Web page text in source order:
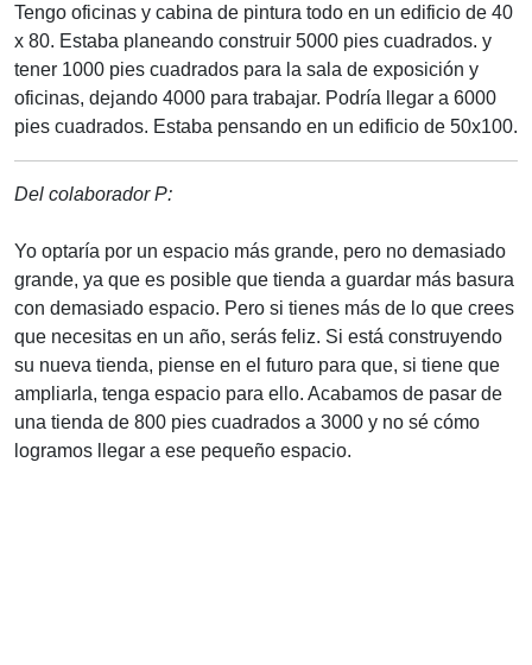
Tengo oficinas y cabina de pintura todo en un edificio de 40
x 80. Estaba planeando construir 5000 pies cuadrados. y
tener 1000 pies cuadrados para la sala de exposición y
oficinas, dejando 4000 para trabajar. Podría llegar a 6000
pies cuadrados. Estaba pensando en un edificio de 50x100.
Del colaborador P:
Yo optaría por un espacio más grande, pero no demasiado
grande, ya que es posible que tienda a guardar más basura
con demasiado espacio. Pero si tienes más de lo que crees
que necesitas en un año, serás feliz. Si está construyendo
su nueva tienda, piense en el futuro para que, si tiene que
ampliarla, tenga espacio para ello. Acabamos de pasar de
una tienda de 800 pies cuadrados a 3000 y no sé cómo
logramos llegar a ese pequeño espacio.